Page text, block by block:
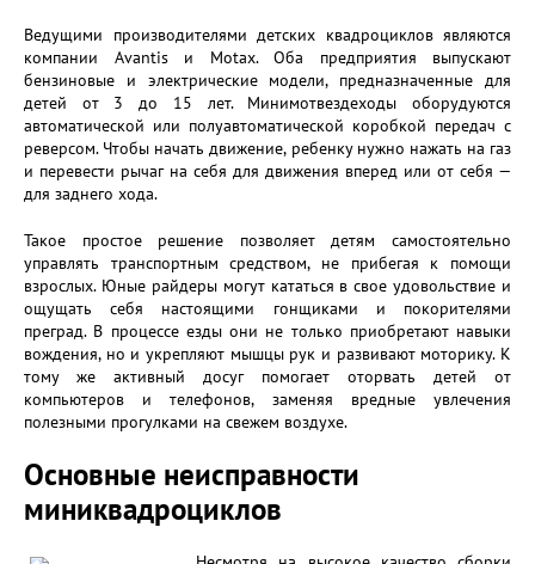
Ведущими производителями детских квадроциклов являются
компании Avantis и Motax. Оба предприятия выпускают
бензиновые и электрические модели, предназначенные для
детей от 3 до 15 лет. Минимотвездеходы оборудуются
автоматической или полуавтоматической коробкой передач с
реверсом. Чтобы начать движение, ребенку нужно нажать на газ
и перевести рычаг на себя для движения вперед или от себя —
для заднего хода.
Такое простое решение позволяет детям самостоятельно
управлять транспортным средством, не прибегая к помощи
взрослых. Юные райдеры могут кататься в свое удовольствие и
ощущать себя настоящими гонщиками и покорителями
преград. В процессе езды они не только приобретают навыки
вождения, но и укрепляют мышцы рук и развивают моторику. К
тому же активный досуг помогает оторвать детей от
компьютеров и телефонов, заменяя вредные увлечения
полезными прогулками на свежем воздухе.
Основные неисправности
миниквадроциклов